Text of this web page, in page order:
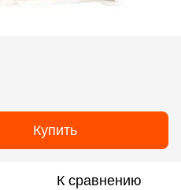
Купить
К сравнению